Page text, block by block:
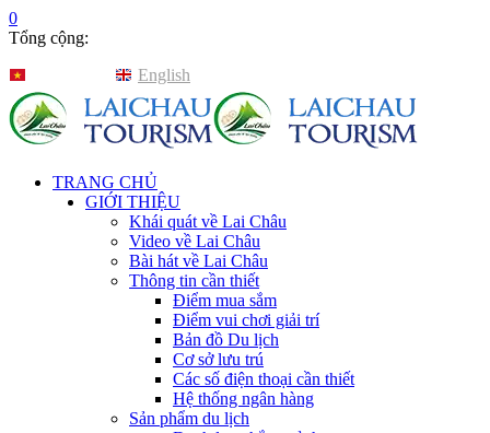
0
Tổng cộng:
English
TRANG CHỦ
GIỚI THIỆU
Khái quát về Lai Châu
Video về Lai Châu
Bài hát về Lai Châu
Thông tin cần thiết
Điểm mua sắm
Điểm vui chơi giải trí
Bản đồ Du lịch
Cơ sở lưu trú
Các số điện thoại cần thiết
Hệ thống ngân hàng
Sản phẩm du lịch